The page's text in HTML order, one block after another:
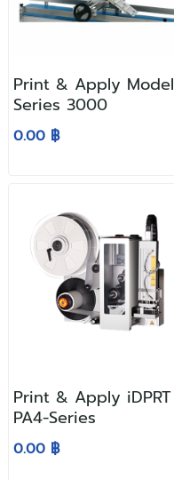
Print & Apply Model
Series 3000
0.00 ฿
Print & Apply iDPRT
PA4-Series
0.00 ฿